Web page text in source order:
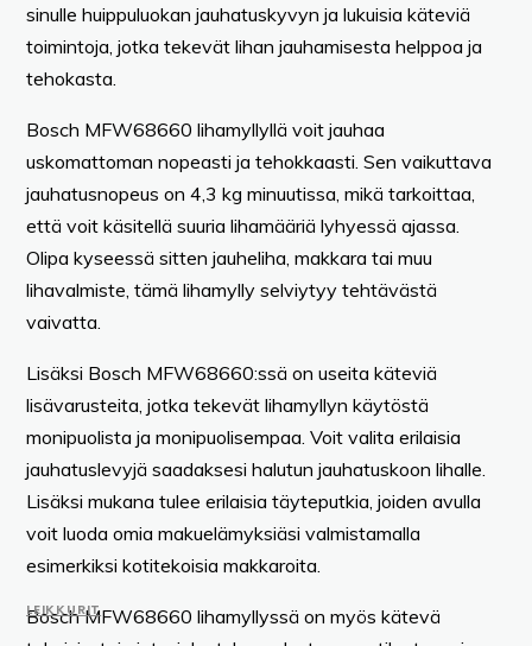
LEIKKURIT
sinulle huippuluokan jauhatuskyvyn ja lukuisia käteviä
toimintoja, jotka tekevät lihan jauhamisesta helppoa ja
tehokasta.
Bosch MFW68660 lihamyllyllä voit jauhaa
uskomattoman nopeasti ja tehokkaasti. Sen vaikuttava
jauhatusnopeus on 4,3 kg minuutissa, mikä tarkoittaa,
että voit käsitellä suuria lihamääriä lyhyessä ajassa.
Olipa kyseessä sitten jauheliha, makkara tai muu
lihavalmiste, tämä lihamylly selviytyy tehtävästä
vaivatta.
Lisäksi Bosch MFW68660:ssä on useita käteviä
lisävarusteita, jotka tekevät lihamyllyn käytöstä
monipuolista ja monipuolisempaa. Voit valita erilaisia
jauhatuslevyjä saadaksesi halutun jauhatuskoon lihalle.
Lisäksi mukana tulee erilaisia täyteputkia, joiden avulla
voit luoda omia makuelämyksiäsi valmistamalla
esimerkiksi kotitekoisia makkaroita.
Bosch MFW68660 lihamyllyssä on myös kätevä